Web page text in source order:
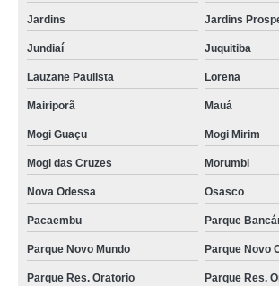
fornecedor de queijomatic Ribeirão Pires
queijomatic comprar Marataízes
queijomatic 1000 litros comprar Sergipe
queijomatic 1000 litros Esperança
fornecedor de queijomatic 3000 litros Itaú de Minas
máquina queijomatic orçamento Cidade Tiradentes
Jardins Jardins
Jundiaí Juquitiba
Lauzane Paulista Lorena
Mairiporã Mauá
Mogi Guaçu Mogi Mirim
Mogi das Cruzes Morumbi
Nova Odessa Osasco
Pacaembu Parque
Parque Novo Mundo Parque Novo
Parque Res. Oratorio Parque Res.